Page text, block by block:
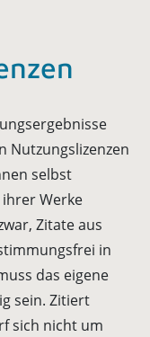
Nutzungslizenzen
selbst
Werke
Zitate aus
in
das eigene
sein. Zitiert
sich nicht um